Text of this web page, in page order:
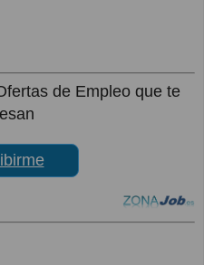
de Empleo que te